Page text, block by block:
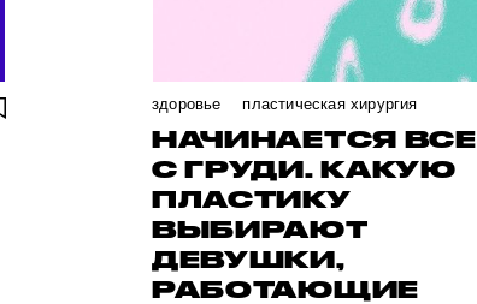
здоровье пластическая хирургия
НАЧИНАЕТСЯ ВСЕ
С ГРУДИ. КАКУЮ
ПЛАСТИКУ
ВЫБИРАЮТ
ДЕВУШКИ,
РАБОТАЮЩИЕ